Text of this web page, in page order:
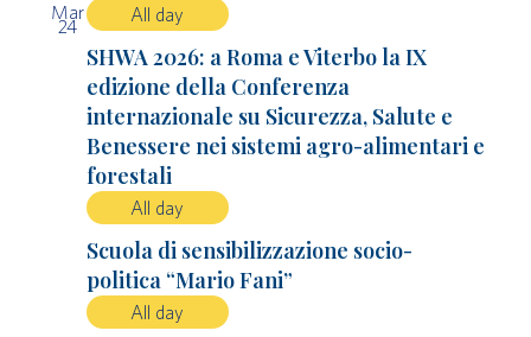
Mar
24
All day
SHWA 2026: a Roma e Viterbo la IX
edizione della Conferenza
internazionale su Sicurezza, Salute e
Benessere nei sistemi agro-alimentari e
forestali
All day
Scuola di sensibilizzazione socio-
politica “Mario Fani”
All day